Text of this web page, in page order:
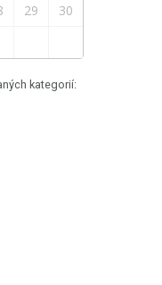
29
30
kategorií: